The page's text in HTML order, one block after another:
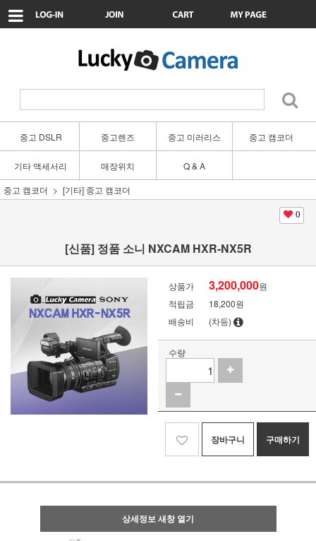
중고 DSLR 중고렌즈 중고 미러리스 중고 캠코더
기타 액세서리 매장위치
Q & A
중고 캠코더
[기타] 중고 캠코더
0
[신품] 정품 소니 NXCAM HXR-NX5R
상품가 3,200,000원
적립금
18,200원
배송비
(차등)
수량
장바구니 구매하기
상세정보 새창 열기